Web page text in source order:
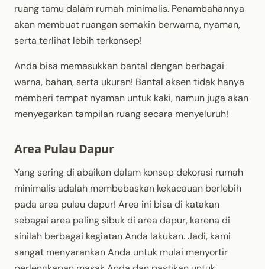
ruang tamu dalam rumah minimalis. Penambahannya
akan membuat ruangan semakin berwarna, nyaman,
serta terlihat lebih terkonsep!
Anda bisa memasukkan bantal dengan berbagai
warna, bahan, serta ukuran! Bantal aksen tidak hanya
memberi tempat nyaman untuk kaki, namun juga akan
menyegarkan tampilan ruang secara menyeluruh!
Area Pulau Dapur
Yang sering di abaikan dalam konsep dekorasi rumah
minimalis adalah membebaskan kekacauan berlebih
pada area pulau dapur! Area ini bisa di katakan
sebagai area paling sibuk di area dapur, karena di
sinilah berbagai kegiatan Anda lakukan. Jadi, kami
sangat menyarankan Anda untuk mulai menyortir